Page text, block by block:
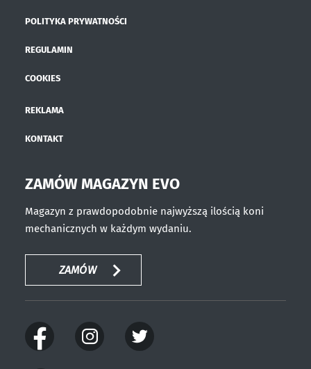
POLITYKA PRYWATNOŚCI
REGULAMIN
COOKIES
REKLAMA
KONTAKT
ZAMÓW MAGAZYN EVO
Magazyn z prawdopodobnie najwyższą ilością koni
mechanicznych w każdym wydaniu.
ZAMÓW